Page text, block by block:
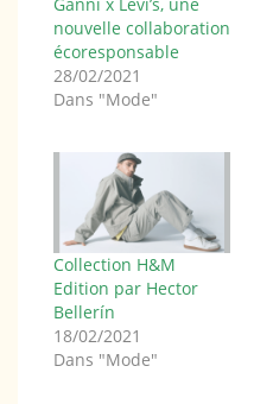
Ganni x Levi’s, une
nouvelle collaboration
écoresponsable
28/02/2021
Dans "Mode"
Collection H&M
Edition par Hector
Bellerín
18/02/2021
Dans "Mode"